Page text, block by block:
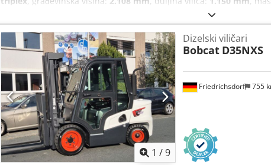
, širina konstrukcije:
Širina vilice: 560 mm Vrsta jarbola: Trostruki Stanje: Novo
poliuretan Stanje prednjih guma: 80 - 100% Vrsta stražnjih guma:
100% Napon baterije: 24V Kapacitet baterije: 150 Ah Vrsta baterije:
baterije: 2025 Status baterije: 80 - 100% Csdpfx Akswi Acge Esrf
certifikat, Litij-ionska baterija bez održavanja,
1 /9
Friedrichsdorf 755
Dizelski viličari
Bobcat D35NXS